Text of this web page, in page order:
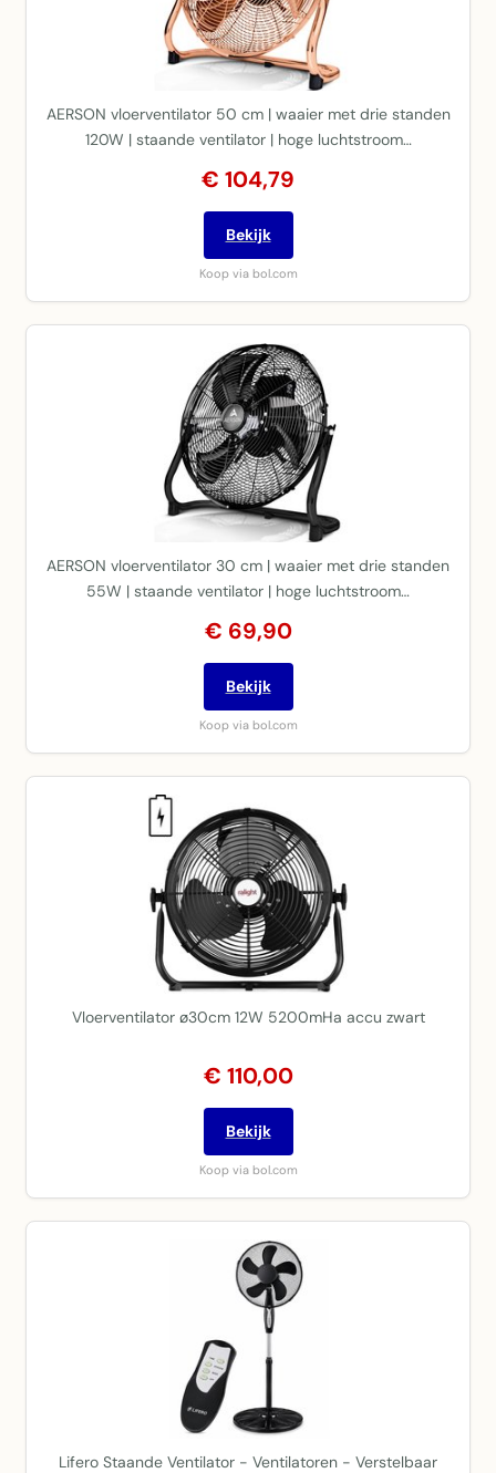
AERSON vloerventilator 50 cm | waaier met drie standen
120W | staande ventilator | hoge luchtstroom…
€ 104,79
Bekijk
Koop via bol.com
AERSON vloerventilator 30 cm | waaier met drie standen
55W | staande ventilator | hoge luchtstroom…
€ 69,90
Bekijk
Koop via bol.com
Vloerventilator ø30cm 12W 5200mHa accu zwart
€ 110,00
Bekijk
Koop via bol.com
Lifero Staande Ventilator - Ventilatoren - Verstelbaar